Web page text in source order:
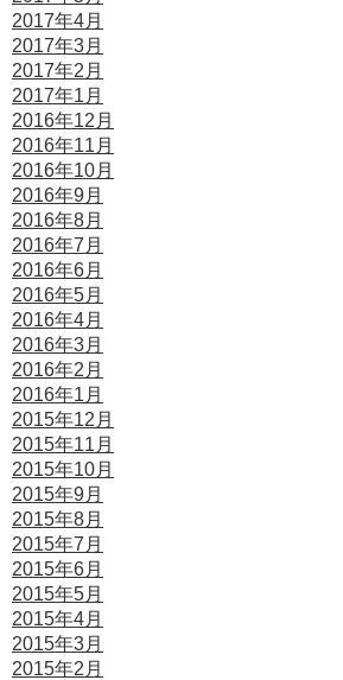
2017年4月
2017年3月
2017年2月
2017年1月
2016年12月
2016年11月
2016年10月
2016年9月
2016年8月
2016年7月
2016年6月
2016年5月
2016年4月
2016年3月
2016年2月
2016年1月
2015年12月
2015年11月
2015年10月
2015年9月
2015年8月
2015年7月
2015年6月
2015年5月
2015年4月
2015年3月
2015年2月